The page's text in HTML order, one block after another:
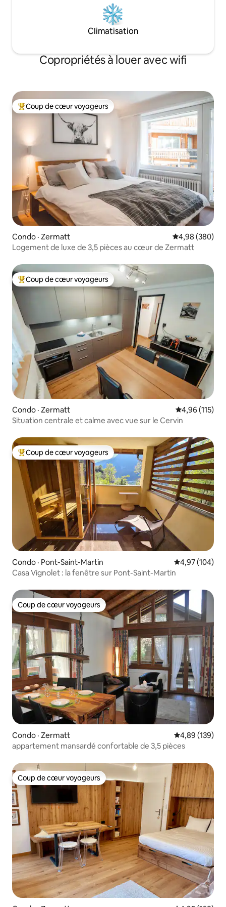
Climatisation
Copropriétés à louer avec wifi
Coup de cœur voyageurs parmi les plus aimés
Coup de cœur voyageurs
Condo · Zermatt Note
4,98 (380)
Logement de luxe de 3,5 pièces au cœur de Zermatt
Coup de cœur voyageurs parmi les plus aimés
Coup de cœur voyageurs
Condo · Zermatt Note
4,96 (115)
Situation centrale et calme avec vue sur le Cervin
Coup de cœur voyageurs parmi les plus aimés
Coup de cœur voyageurs
Condo · Pont-Saint-Martin Note
4,97 (104)
Casa Vignolet : la fenêtre sur Pont-Saint-Martin
Coup de cœur voyageurs
Coup de cœur voyageurs
Condo · Zermatt Note
4,89 (139)
appartement mansardé confortable de 3,5 pièces
Coup de cœur voyageurs
Coup de cœur voyageurs